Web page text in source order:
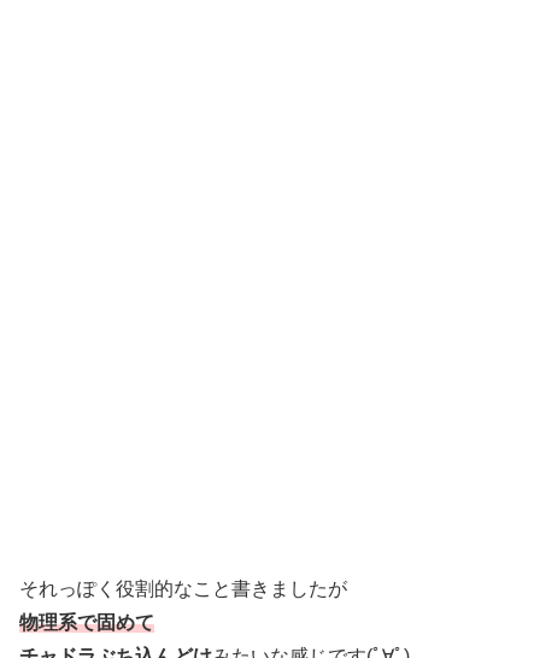
それっぽく役割的なこと書きましたが
物理系で固めて